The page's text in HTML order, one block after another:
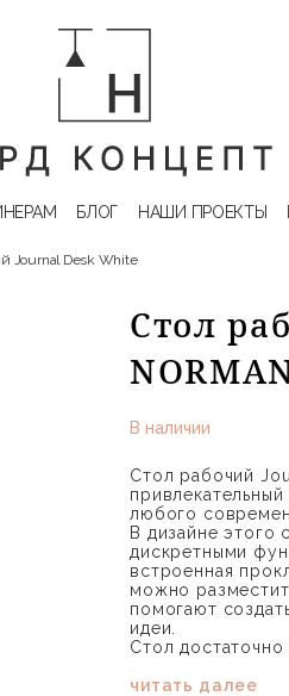
БЛОГ НАШИ ПРОЕКТЫ
Journal Desk White
Стол
В наличии
Стол рабочий
любого
В дизайне этого
дискретными
встроенная
можно
помогают
идеи.
Стол
читать далее